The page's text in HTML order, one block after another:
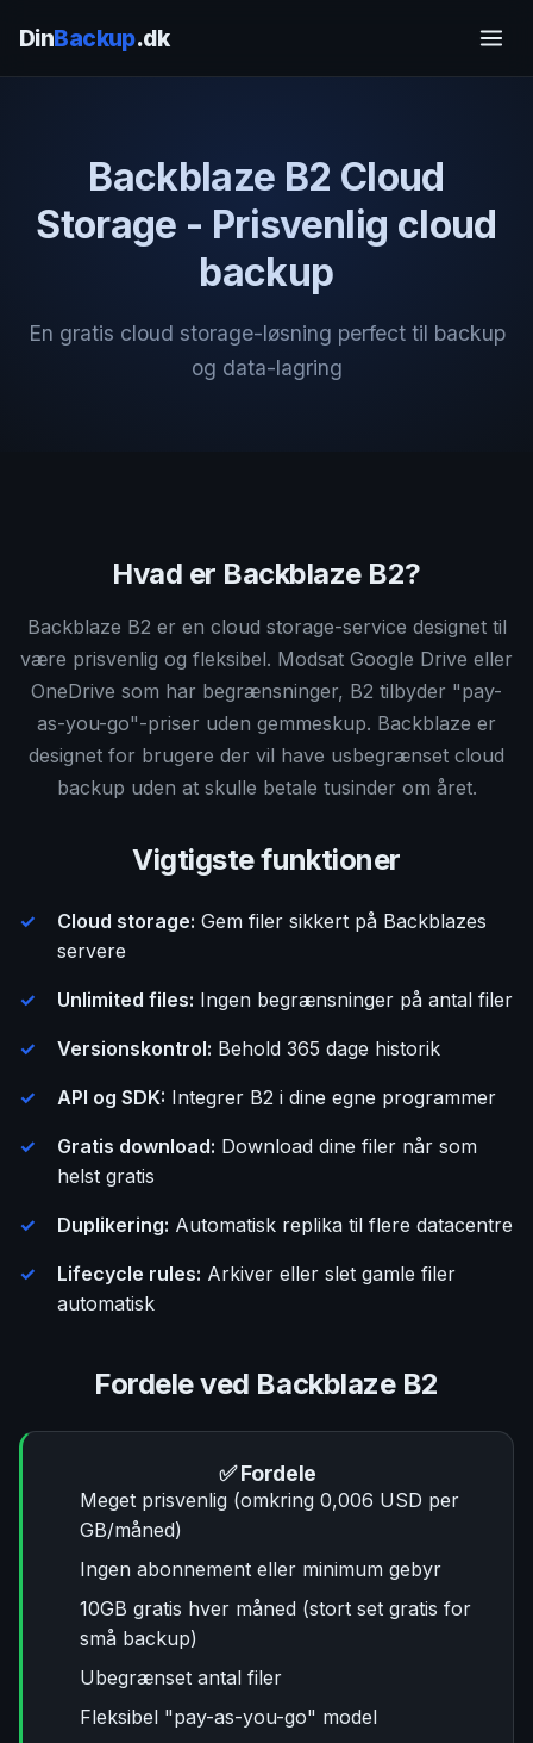
DinBackup.dk
Backblaze B2 Cloud
Storage - Prisvenlig cloud
backup
En gratis cloud storage-løsning perfect til backup
og data-lagring
Hvad er Backblaze B2?
Backblaze B2 er en cloud storage-service designet til
være prisvenlig og fleksibel. Modsat Google Drive eller
OneDrive som har begrænsninger, B2 tilbyder "pay-
as-you-go"-priser uden gemmeskup. Backblaze er
designet for brugere der vil have usbegrænset cloud
backup uden at skulle betale tusinder om året.
Vigtigste funktioner
Cloud storage: Gem filer sikkert på Backblazes
servere
Unlimited files: Ingen begrænsninger på antal filer
Versionskontrol: Behold 365 dage historik
API og SDK: Integrer B2 i dine egne programmer
Gratis download: Download dine filer når som
helst gratis
Duplikering: Automatisk replika til flere datacentre
Lifecycle rules: Arkiver eller slet gamle filer
automatisk
Fordele ved Backblaze B2
✅ Fordele
Meget prisvenlig (omkring 0,006 USD per
GB/måned)
Ingen abonnement eller minimum gebyr
10GB gratis hver måned (stort set gratis for
små backup)
Ubegrænset antal filer
Fleksibel "pay-as-you-go" model